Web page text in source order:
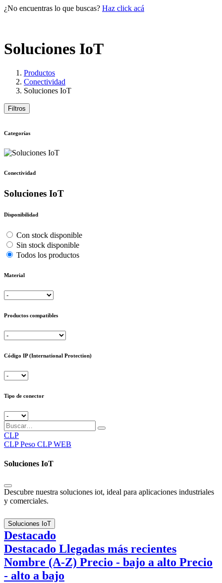
¿No encuentras lo que buscas? Haz click acá
Soluciones IoT
Productos
Conectividad
Soluciones IoT
Filtros
Categorías
Conectividad
Soluciones IoT
Disponibilidad
Con stock disponible
Sin stock disponible
Todos los productos
Material
Productos compatibles
Código IP (International Protection)
Tipo de conector
CLP
CLP Peso CLP WEB
Soluciones IoT
Descubre nuestra soluciones iot, ideal para aplicaciones industriales
y comerciales.
Soluciones IoT
Destacado
Destacado Llegadas más recientes
Nombre (A-Z) Precio - bajo a alto Precio
- alto a bajo